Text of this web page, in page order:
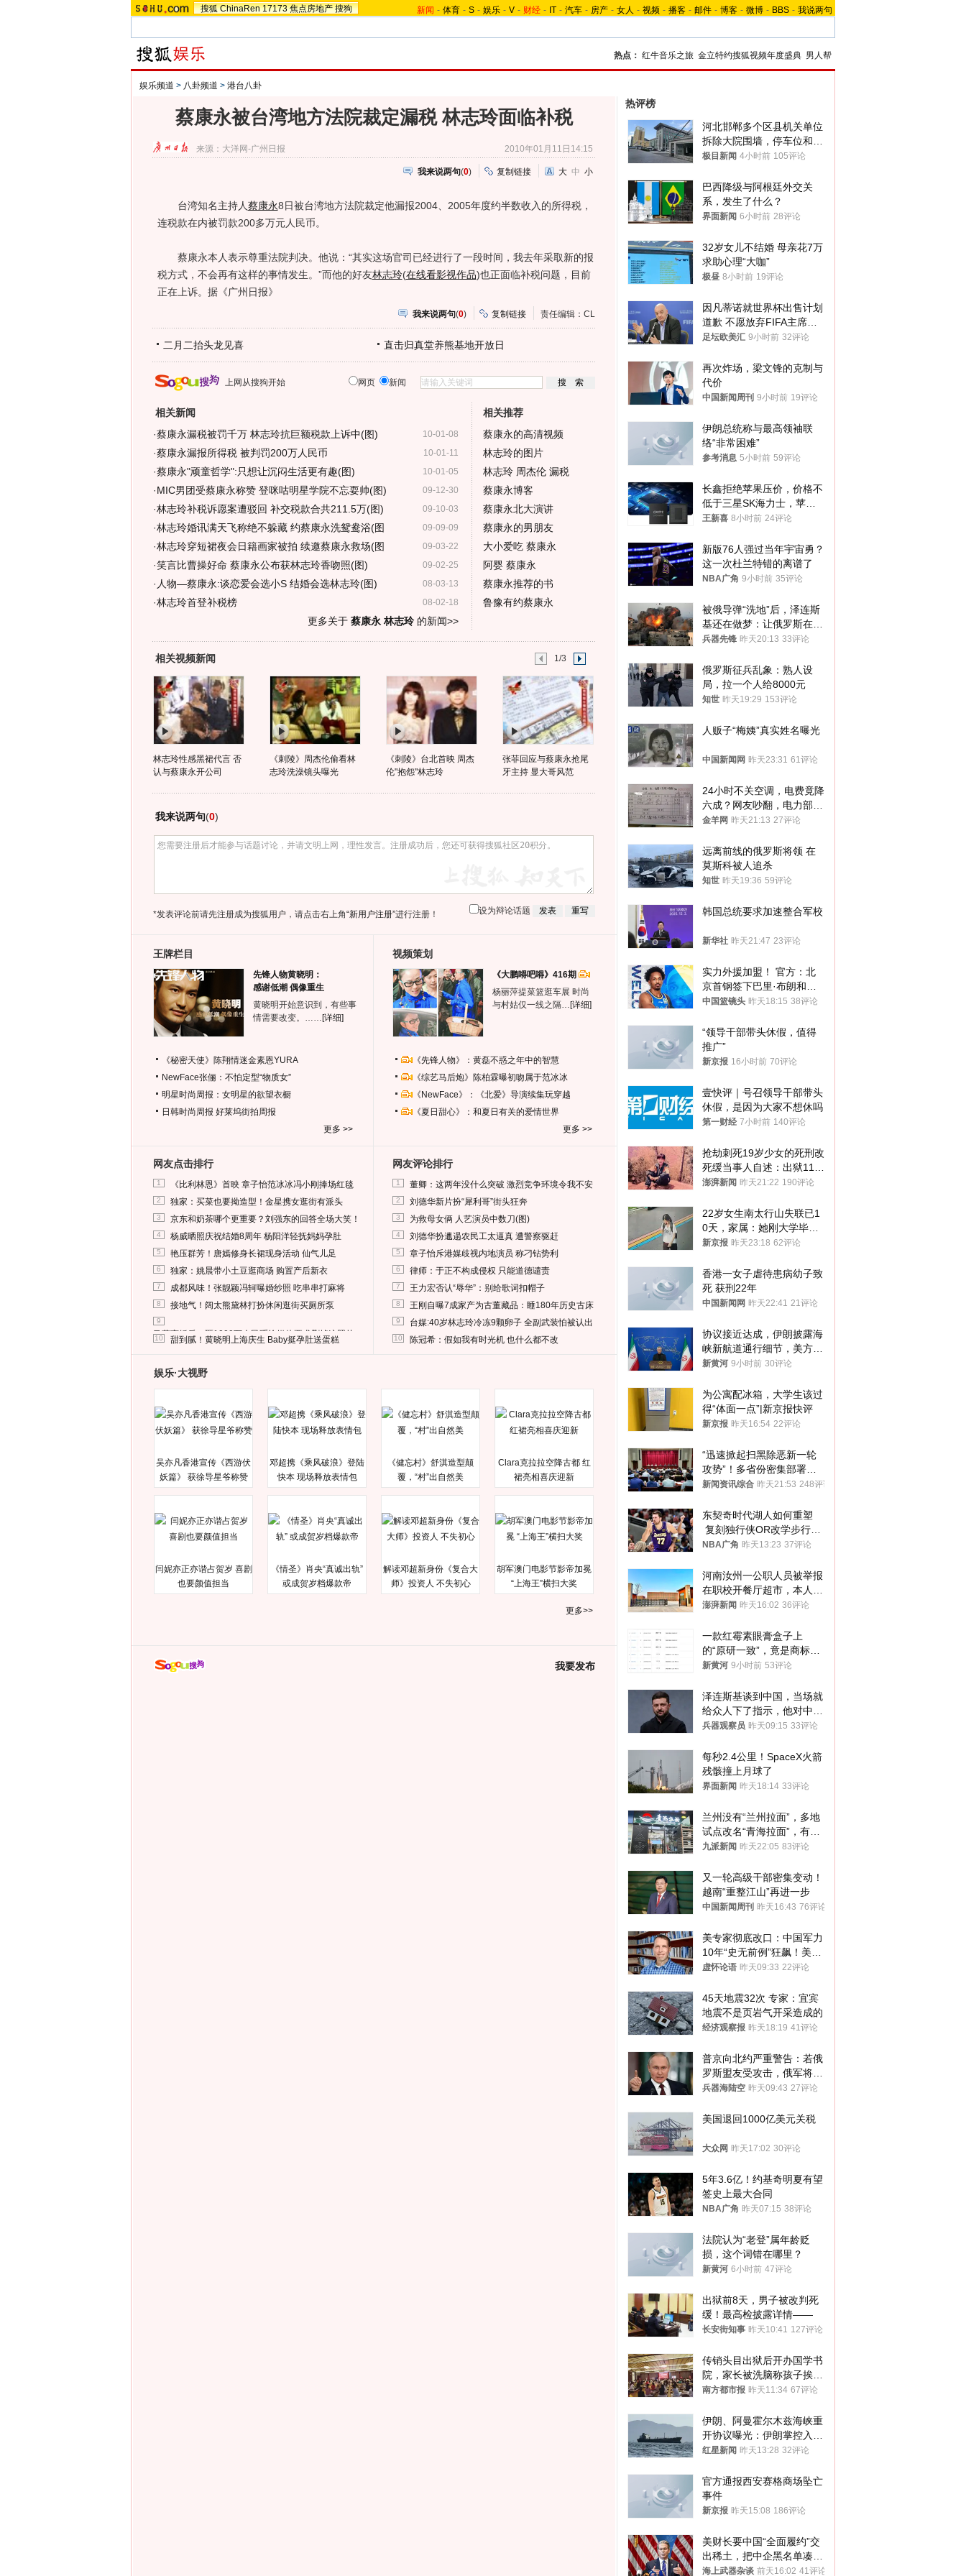
搜狐 ChinaRen 17173 焦点房地产 搜狗 新闻 - 体育 - S - 娱乐 - V - 财经 - IT - 汽车 - 房产 - 女人 - 视频 - 播客 - 邮件 - 博客 - 微博 - BBS - 我说两句
热点： 红牛音乐之旅 金立特约搜狐视频年度盛典 男人帮
娱乐频道 > 八卦频道 > 港台八卦
蔡康永被台湾地方法院裁定漏税 林志玲面临补税
来源： 大洋网-广州日报 2010年01月11日14:15
我来说两句(0) 复制链接 大 中 小
台湾知名主持人蔡康永8日被台湾地方法院裁定他漏报2004、2005年度约半数收入的所得税，
连税款在内被罚款200多万元人民币。
蔡康永本人表示尊重法院判决。他说：“其实这场官司已经进行了一段时间，我去年采取新的报
税方式，不会再有这样的事情发生。”而他的好友林志玲(在线看影视作品)也正面临补税问题，目前
正在上诉。据《广州日报》
我来说两句(0) 复制链接 责任编辑：CL
二月二抬头龙见喜 直击归真堂养熊基地开放日
上网从搜狗开始 网页 新闻
相关新闻
10-01-08
·蔡康永漏税被罚千万 林志玲抗巨额税款上诉中(图)
10-01-11
·蔡康永漏报所得税 被判罚200万人民币
10-01-05
·蔡康永"顽童哲学":只想让沉闷生活更有趣(图)
09-12-30
·MIC男团受蔡康永称赞 登咪咕明星学院不忘耍帅(图)
09-10-03
·林志玲补税诉愿案遭驳回 补交税款合共211.5万(图)
09-09-09
·林志玲婚讯满天飞称绝不躲藏 约蔡康永洗鸳鸯浴(图
09-03-22
·林志玲穿短裙夜会日籍画家被拍 续邀蔡康永救场(图
09-02-25
·笑言比曹操好命 蔡康永公布获林志玲香吻照(图)
08-03-13
· 人物—蔡康永:谈恋爱会选小S 结婚会选林志玲(图)
08-02-18
·林志玲首登补税榜
更多关于 蔡康永 林志玲的新闻>>
相关推荐
蔡康永的高清视频
林志玲的图片
林志玲 周杰伦 漏税
蔡康永博客
蔡康永北大演讲
蔡康永的男朋友
大小爱吃 蔡康永
阿婴 蔡康永
蔡康永推荐的书
鲁豫有约蔡康永
相关视频新闻 1/3
林志玲性感黑裙代言 否
认与蔡康永开公司
《刺陵》周杰伦偷看林
志玲洗澡镜头曝光
《刺陵》台北首映 周杰
伦"抱怨"林志玲
张菲回应与蔡康永抢尾
牙主持 显大哥风范
我来说两句(0)
*发表评论前请先注册成为搜狐用户，请点击右上角“新用户注册”进行注册！ 设为辩论话题
王牌栏目
先锋人物黄晓明：
感谢低潮 偶像重生
黄晓明开始意识到，有些事
情需要改变。…… [详细]
《秘密天使》陈翔情迷金素恩YURA
NewFace张俪：不怕定型“物质女”
明星时尚周报：女明星的欲望衣橱
日韩时尚周报 好莱坞街拍周报
更多 >>
视频策划
《大鹏嘚吧嘚》416期
杨丽萍提菜篮逛车展 时尚
与村姑仅一线之隔… [详细]
《先锋人物》：黄磊不惑之年中的智慧
《综艺马后炮》陈柏霖曝初吻属于范冰冰
《NewFace》：《北爱》导演续集玩穿越
《夏日甜心》：和夏日有关的爱情世界
更多 >>
网友点击排行
1 《比利林恩》首映 章子怡范冰冰冯小刚捧场红毯
2 独家：买菜也要拗造型！金星携女逛街有派头
3 京东和奶茶哪个更重要？刘强东的回答全场大笑！
4 杨威晒照庆祝结婚8周年 杨阳洋轻抚妈妈孕肚
5 艳压群芳！唐嫣修身长裙现身活动 仙气儿足
6 独家：姚晨带小土豆逛商场 购置产后新衣
7 成都风味！张靓颖冯轲曝婚纱照 吃串串打麻将
8 接地气！阔太熊黛林打扮休闲逛街买厕所泵
9
马蓉离婚后，砸1000万人民币给媒体要求删掉这照片
10 甜到腻！黄晓明上海庆生 Baby挺孕肚送蛋糕
网友评论排行
1 董卿：这两年没什么突破 激烈竞争环境令我不安
2 刘德华新片扮“犀利哥”街头狂奔
3 为救母女俩 人艺演员中数刀(图)
4 刘德华扮邋遢农民工太逼真 遭警察驱赶
5 章子怡斥港媒歧视内地演员 称刁钻势利
6 律师：于正不构成侵权 只能道德谴责
7 王力宏否认“辱华”：别给歌词扣帽子
8 王刚自曝7成家产为古董藏品：睡180年历史古床
9 台媒:40岁林志玲冷冻9颗卵子 全副武装怕被认出
10 陈冠希：假如我有时光机 也什么都不改
娱乐·大视野
吴亦凡香港宣传《西游伏
妖篇》 获徐导星爷称赞
邓超携《乘风破浪》登陆
快本 现场释放表情包
《健忘村》舒淇造型颠
覆，“村”出自然美
Clara克拉拉空降古都 红
裙亮相喜庆迎新
闫妮亦正亦谐占贺岁 喜剧
也要颜值担当
《情圣》肖央“真诚出轨”
或成贺岁档爆款帝
解读邓超新身份《复合大
师》投资人 不失初心
胡军澳门电影节影帝加冕
“上海王”横扫大奖
更多>>
我要发布
热评榜
河北邯郸多个区县机关单位
拆除大院围墙，停车位和厕
所免费开放，当地多部门回
极目新闻 4小时前 105评论
巴西降级与阿根廷外交关
系，发生了什么？
界面新闻 6小时前 28评论
32岁女儿不结婚 母亲花7万
求助心理“大咖”
极昼 8小时前 19评论
因凡蒂诺就世界杯出售计划
道歉 不愿放弃FIFA主席职
位
足坛欧美汇 9小时前 32评论
再次炸场，梁文锋的克制与
代价
中国新闻周刊 9小时前 19评论
伊朗总统称与最高领袖联
络“非常困难”
参考消息 5小时前 59评论
长鑫拒绝苹果压价，价格不
低于三星SK海力士，苹果
失去了议价权
王新喜 8小时前 24评论
新版76人强过当年宇宙勇？
这一次杜兰特错的离谱了
NBA广角 9小时前 35评论
被俄导弹“洗地”后，泽连斯
基还在做梦：让俄罗斯在冬
季前求和？
兵器先锋 昨天20:13 33评论
俄罗斯征兵乱象：熟人设
局，拉一个人给8000元
知世 昨天19:29 153评论
人贩子“梅姨”真实姓名曝光
中国新闻网 昨天23:31 61评论
24小时不关空调，电费竟降
六成？网友吵翻，电力部门
回应→
金羊网 昨天21:13 27评论
远离前线的俄罗斯将领 在
莫斯科被人追杀
知世 昨天19:36 59评论
韩国总统要求加速整合军校
新华社 昨天21:47 23评论
实力外援加盟！ 官方：北
京首钢签下巴里·布朗和桑
普森
中国篮镜头 昨天18:15 38评论
“领导干部带头休假，值得
推广”
新京报 16小时前 70评论
壹快评｜号召领导干部带头
休假，是因为大家不想休吗
第一财经 7小时前 140评论
抢劫刺死19岁少女的死刑改
死缓当事人自述：出狱11年
间始终刻意躲避被害人家属
澎湃新闻 昨天21:22 190评论
22岁女生南太行山失联已1
0天，家属：她刚大学毕业
想到山里旅行
新京报 昨天23:18 62评论
香港一女子虐待患病幼子致
死 获刑22年
中国新闻网 昨天22:41 21评论
协议接近达成，伊朗披露海
峡新航道通行细节，美方再
提“倒计时”
新黄河 9小时前 30评论
为公寓配冰箱，大学生该过
得“体面一点”|新京报快评
新京报 昨天16:54 22评论
“迅速掀起扫黑除恶新一轮
攻势”！多省份密集部署，
公布举报方式
新闻资讯综合 昨天21:53 248评论
东契奇时代湖人如何重塑
复刻独行侠OR改学步行
者？
NBA广角 昨天13:23 37评论
河南汝州一公职人员被举报
在职校开餐厅超市，本人回
应称“是给别人帮忙”
澎湃新闻 昨天16:02 36评论
一款红霉素眼膏盒子上
的“原研一致”，竟是商标！
律师：极易误导消费者；网
新黄河 9小时前 53评论
泽连斯基谈到中国，当场就
给众人下了指示，他对中国
和中乌关系，显然又有了新
兵器观察员 昨天09:15 33评论
每秒2.4公里！SpaceX火箭
残骸撞上月球了
界面新闻 昨天18:14 33评论
兰州没有“兰州拉面”，多地
试点改名“青海拉面”，有商
家改名已两年
九派新闻 昨天22:05 83评论
又一轮高级干部密集变动！
越南“重整江山”再进一步
中国新闻周刊 昨天16:43 76评论
美专家彻底改口：中国军力
10年“史无前例”狂飙！美军
真慌了
虚怀论语 昨天09:33 22评论
45天地震32次 专家：宜宾
地震不是页岩气开采造成的
经济观察报 昨天18:19 41评论
普京向北约严重警告：若俄
罗斯盟友受攻击，俄军将动
用核武器保护
兵器海陆空 昨天09:43 27评论
美国退回1000亿美元关税
大众网 昨天17:02 30评论
5年3.6亿！约基奇明夏有望
签史上最大合同
NBA广角 昨天07:15 38评论
法院认为“老登”属年龄贬
损，这个词错在哪里？
新黄河 6小时前 47评论
出狱前8天，男子被改判死
缓！最高检披露详情——
长安街知事 昨天10:41 127评论
传销头目出狱后开办国学书
院，家长被洗脑称孩子挨打
才有效果
南方都市报 昨天11:34 67评论
伊朗、阿曼霍尔木兹海峡重
开协议曝光：伊朗掌控入湾
航道，与阿曼平分“服务费”
红星新闻 昨天13:28 32评论
官方通报西安赛格商场坠亡
事件
新京报 昨天15:08 186评论
美财长要中国“全面履约”交
出稀土，把中企黑名单凑到
187家，中方做最坏打算
海上武器杂谈 前天16:02 41评论